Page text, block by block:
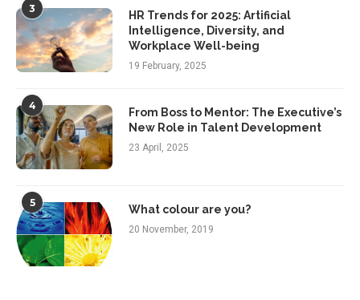
3
HR Trends for 2025: Artificial
Intelligence, Diversity, and
Workplace Well-being
19 February, 2025
4
From Boss to Mentor: The Executive’s
New Role in Talent Development
23 April, 2025
5
What colour are you?
20 November, 2019